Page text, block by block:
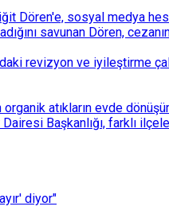
Dören'e, sosyal medya
savunan Dören,
revizyon ve
atıkların evde
Başkanlığı, farklı
diyor"